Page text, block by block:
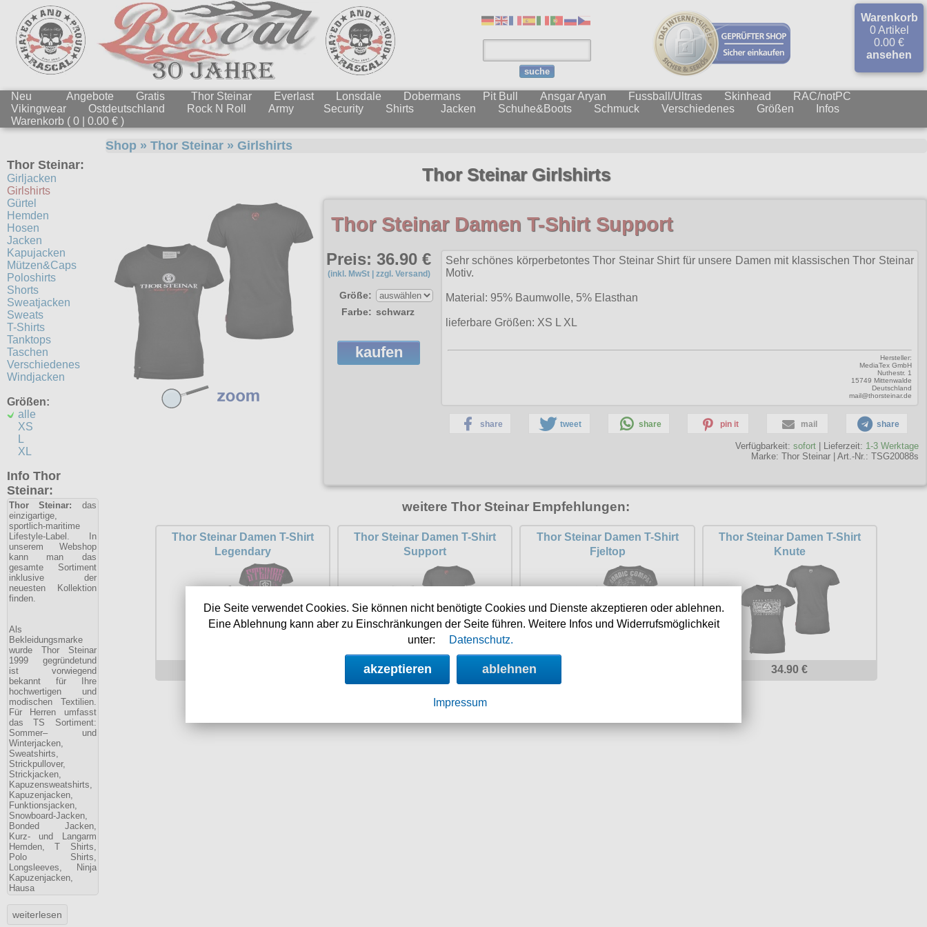
suche
Warenkorb
0 Artikel
0.00 €
ansehen
Neu Angebote Gratis Thor Steinar Everlast Lonsdale Dobermans Pit Bull Ansgar Aryan Fussball/Ultras Skinhead
RAC/notPC
Vikingwear
Ostdeutschland Rock N Roll Army Security Shirts Jacken Schuhe&Boots Schmuck Verschiedenes Größen
Infos
Warenkorb ( 0 | 0.00 € )
Thor Steinar:
Girljacken
Girlshirts
Gürtel
Hemden
Hosen
Jacken
Kapujacken
Mützen&Caps
Poloshirts
Shorts
Sweatjacken
Sweats
T-Shirts
Tanktops
Taschen
Verschiedenes
Windjacken
Größen:
alle
XS
L
XL
Info Thor
Steinar:
Thor Steinar: das
einzigartige,
sportlich-maritime
Lifestyle-Label. In
unserem Webshop
kann man das
gesamte Sortiment
inklusive der
neuesten Kollektion
finden.
Als
Bekleidungsmarke
wurde Thor Steinar
1999 gegründetund
ist vorwiegend
bekannt für Ihre
hochwertigen und
modischen Textilien.
Für Herren umfasst
das TS Sortiment:
Sommer– und
Winterjacken,
Sweatshirts,
Strickpullover,
Strickjacken,
Kapuzensweatshirts,
Kapuzenjacken,
Funktionsjacken,
Snowboard-Jacken,
Bonded Jacken,
Kurz- und Langarm
Hemden, T Shirts,
Polo Shirts,
Longsleeves, Ninja
Kapuzenjacken,
Hausa
Shop » Thor Steinar» Girlshirts
Thor Steinar Girlshirts
Thor Steinar Damen T-Shirt Support
Preis: 36.90 €
(inkl. MwSt | zzgl. Versand)
Größe:
Farbe: schwarz
kaufen
Sehr schönes körperbetontes Thor Steinar Shirt für unsere Damen mit klassischen Thor Steinar
Motiv.
Material: 95% Baumwolle, 5% Elasthan
lieferbare Größen: XS L XL
Hersteller:
MediaTex GmbH
Nuthestr. 1
15749 Mittenwalde
Deutschland
mail@thorsteinar.de
share tweet share pin it mail share
Verfügbarkeit: sofort | Lieferzeit: 1-3 Werktage
Marke: Thor Steinar Art.-Nr.: TSG20088s
weitere Thor Steinar Empfehlungen:
Thor Steinar Damen T-Shirt
Legendary
Thor Steinar Damen T-Shirt
Support
36.90 €
Thor Steinar Damen T-Shirt
Fjeltop
Thor Steinar Damen T-Shirt
Knute
34.90 €
Die Seite verwendet Cookies. Sie können nicht benötigte Cookies und Dienste akzeptieren oder ablehnen.
Eine Ablehnung kann aber zu Einschränkungen der Seite führen. Weitere Infos und Widerrufsmöglichkeit
unter:
Datenschutz.
akzeptieren ablehnen
Impressum